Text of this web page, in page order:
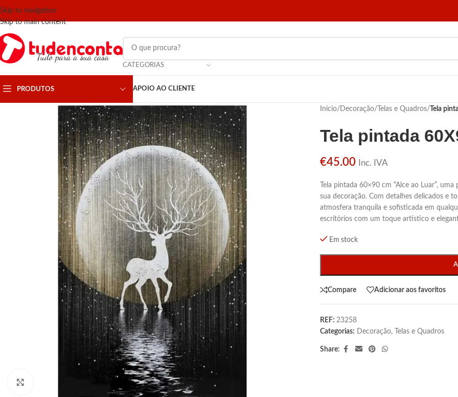
Skip to navigation
Skip to main content
CATEGORIAS
PRODUTOS APOIO AO CLIENTE
Início/ Decoração/ Telas e Quadros/ Tela
Tela pintada
€45.00 Inc. IVA
Tela pintada 60×90 cm “Alce ao Luar”,
sua decoração. Com detalhes delicados e
atmosfera tranquila e sofisticada em
escritórios com um toque artístico e
Em stock
Compare Adicionar aos favoritos
REF: 23258
Categorias: Decoração, Telas e Quadros
Share: